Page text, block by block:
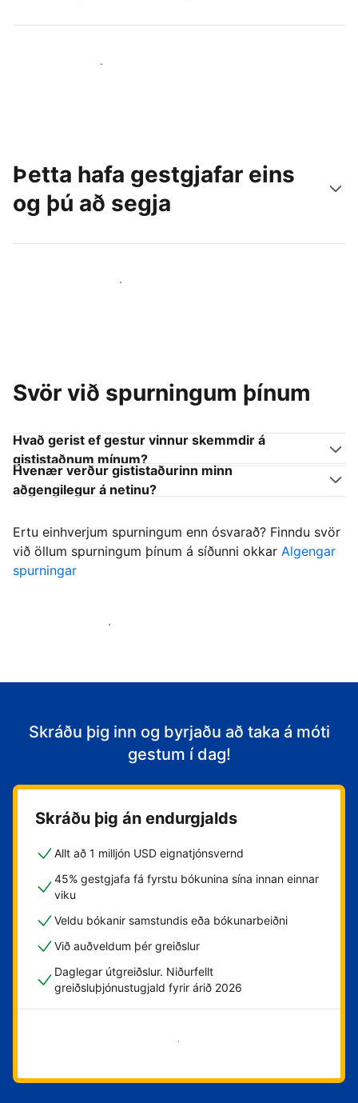
Náðu til nýrra gesta í dag
Þetta hafa gestgjafar eins
og þú að segja
Ganga til liðs við aðra gestgjafa
Svör við spurningum þínum
Hvað gerist ef gestur vinnur skemmdir á
gististaðnum mínum?
Hvenær verður gististaðurinn minn
aðgengilegur á netinu?
Ertu einhverjum spurningum enn ósvarað? Finndu svör
við öllum spurningum þínum á síðunni okkar Algengar
spurningar
Byrja að taka á móti gestum
Skráðu þig inn og byrjaðu að taka á móti
gestum í dag!
Skráðu þig án endurgjalds
Allt að 1 milljón USD eignatjónsvernd
45% gestgjafa fá fyrstu bókunina sína innan einnar
viku
Veldu bókanir samstundis eða bókunarbeiðni
Við auðveldum þér greiðslur
Daglegar útgreiðslur. Niðurfellt
greiðsluþjónustugjald fyrir árið 2026
Byrja núna